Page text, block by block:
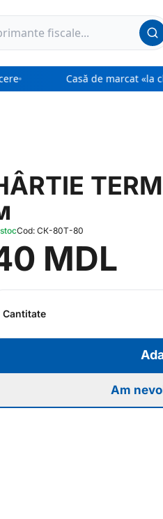
Casă de marcat «la
Cod: СК-80Т-80
MDL
Cantitate
Am